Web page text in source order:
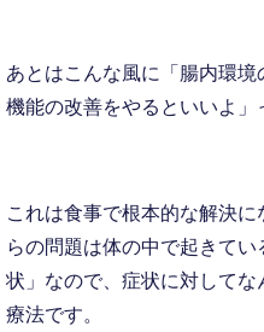
あとはこんな風に「腸内環
機能の改善をやるといいよ
これは食事で根本的な解決
らの問題は体の中で起きて
状」なので、症状に対して
療法です。